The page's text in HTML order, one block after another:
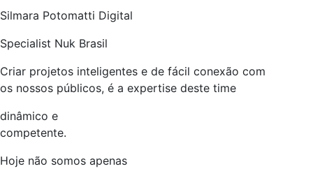
Silmara Potomatti Digital
Specialist Nuk Brasil
Criar projetos inteligentes e de fácil conexão com
os nossos públicos, é a expertise deste time
dinâmico e
competente.
Hoje não somos apenas